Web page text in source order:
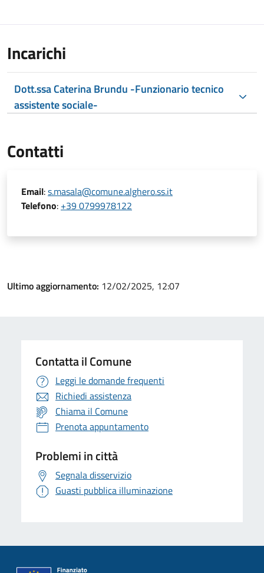
Incarichi
Dott.ssa Caterina Brundu -Funzionario tecnico
assistente sociale-
Contatti
Email:s.masala@comune.alghero.ss.it
Telefono: +39 0799978122
Ultimo aggiornamento: 12/02/2025, 12:07
Contatta il Comune
Leggi le domande frequenti
Richiedi assistenza
Chiama il Comune
Prenota appuntamento
Problemi in città
Segnala disservizio
Guasti pubblica illuminazione